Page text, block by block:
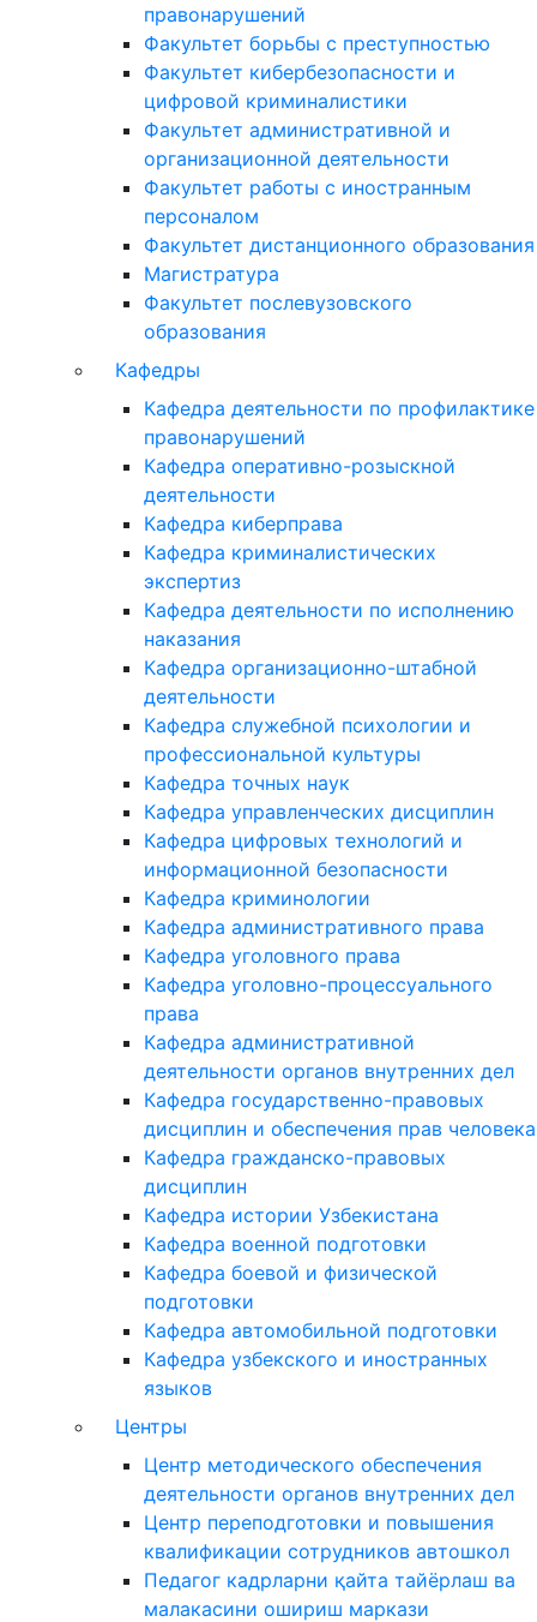
правонарушений
Факультет борьбы с преступностью
Факультет кибербезопасности и
цифровой криминалистики
Факультет административной и
организационной деятельности
Факультет работы с иностранным
персоналом
Факультет дистанционного образования
Магистратура
Факультет послевузовского
образования
Кафедры
Кафедра деятельности по профилактике
правонарушений
Кафедра оперативно-розыскной
деятельности
Кафедра киберправа
Кафедра криминалистических
экспертиз
Кафедра деятельности по исполнению
наказания
Кафедра организационно-штабной
деятельности
Кафедра служебной психологии и
профессиональной культуры
Кафедра точных наук
Кафедра управленческих дисциплин
Кафедра цифровых технологий и
информационной безопасности
Кафедра криминологии
Кафедра административного права
Кафедра уголовного права
Кафедра уголовно-процессуального
права
Кафедра административной
деятельности органов внутренних дел
Кафедра государственно-правовых
дисциплин и обеспечения прав человека
Кафедра гражданско-правовых
дисциплин
Кафедра истории Узбекистана
Кафедра военной подготовки
Кафедра боевой и физической
подготовки
Кафедра автомобильной подготовки
Кафедра узбекского и иностранных
языков
Центры
Центр методического обеспечения
деятельности органов внутренних дел
Центр переподготовки и повышения
квалификации сотрудников автошкол
Педагог кадрларни қайта тайёрлаш ва
малакасини ошириш маркази